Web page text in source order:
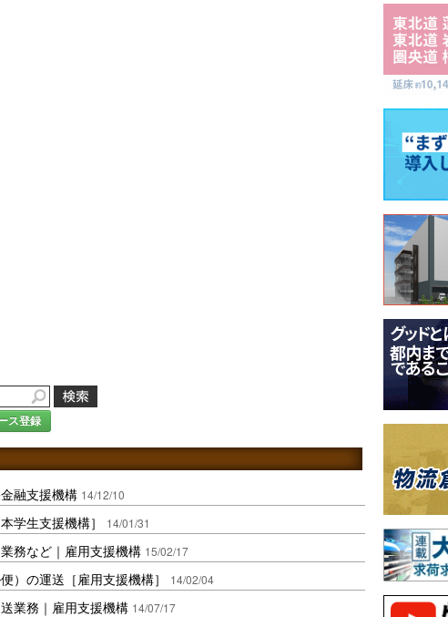
ス登録
融支援機構 14/12/10
学生支援機構］ 14/01/31
務など｜雇用支援機構 15/02/17
）の運送［雇用支援機構］ 14/02/04
業務｜雇用支援機構 14/07/17